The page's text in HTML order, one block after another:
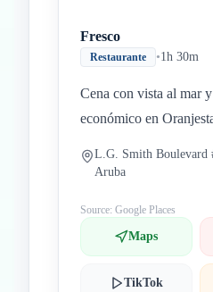
Fresco
Restaurante •1h 30m
Cena con vista al mar
económico en
L.G. Smith Boulevard
Aruba
Source: Google Places
Maps
TikTok